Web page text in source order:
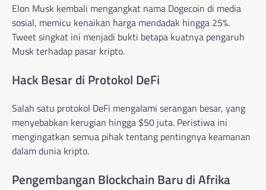
Elon Musk kembali mengangkat nama Dogecoin di media
sosial, memicu kenaikan harga mendadak hingga 25%.
Tweet singkat ini menjadi bukti betapa kuatnya pengaruh
Musk terhadap pasar kripto.
Hack Besar di Protokol DeFi
Salah satu protokol DeFi mengalami serangan besar, yang
menyebabkan kerugian hingga $50 juta. Peristiwa ini
mengingatkan semua pihak tentang pentingnya keamanan
dalam dunia kripto.
Pengembangan Blockchain Baru di Afrika